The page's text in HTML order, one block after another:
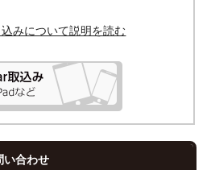
みについて説明を読む
い合わせ